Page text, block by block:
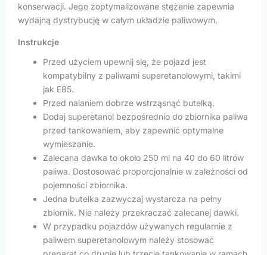
konserwacji. Jego zoptymalizowane stężenie zapewnia
wydajną dystrybucję w całym układzie paliwowym.
Instrukcje
Przed użyciem upewnij się, że pojazd jest
kompatybilny z paliwami superetanolowymi, takimi
jak E85.
Przed nalaniem dobrze wstrząsnąć butelką.
Dodaj superetanol bezpośrednio do zbiornika paliwa
przed tankowaniem, aby zapewnić optymalne
wymieszanie.
Zalecana dawka to około 250 ml na 40 do 60 litrów
paliwa. Dostosować proporcjonalnie w zależności od
pojemności zbiornika.
Jedna butelka zazwyczaj wystarcza na pełny
zbiornik. Nie należy przekraczać zalecanej dawki.
W przypadku pojazdów używanych regularnie z
paliwem superetanolowym należy stosować